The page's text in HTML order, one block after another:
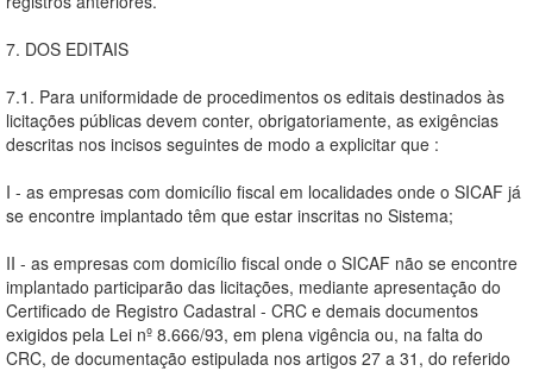
7. DOS EDITAIS
7.1. Para uniformidade de procedimentos os editais destinados às
licitações públicas devem conter, obrigatoriamente, as exigências
descritas nos incisos seguintes de modo a explicitar que :
I - as empresas com domicílio fiscal em localidades onde o SICAF já
se encontre implantado têm que estar inscritas no Sistema;
II - as empresas com domicílio fiscal onde o SICAF não se encontre
implantado participarão das licitações, mediante apresentação do
Certificado de Registro Cadastral - CRC e demais documentos
exigidos pela Lei nº 8.666/93, em plena vigência ou, na falta do
CRC, de documentação estipulada nos artigos 27 a 31, do referido